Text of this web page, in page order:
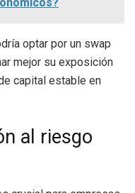
optar por un swap
mejor su exposición
capital estable en
al riesgo